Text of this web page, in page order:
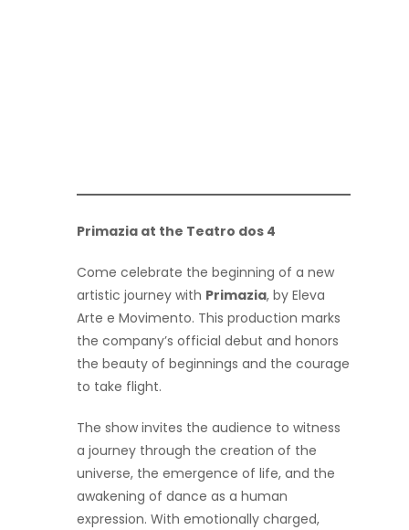
Primazia at the Teatro dos 4
Come celebrate the beginning of a new
artistic journey with Primazia, by Eleva
Arte e Movimento. This production marks
the company’s official debut and honors
the beauty of beginnings and the courage
to take flight.
The show invites the audience to witness
a journey through the creation of the
universe, the emergence of life, and the
awakening of dance as a human
expression. With emotionally charged,